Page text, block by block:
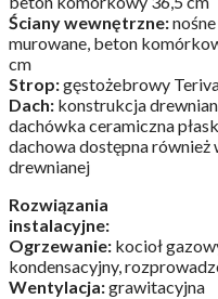
Ściany wewnętrzne:
murowane, beton
cm
Strop:gęstożebrowy
Dach: konstrukcja
dachówka ceramiczna
dachowa dostępna
drewnianej
Rozwiązania
instalacyjne:
Ogrzewanie: kocioł
kondensacyjny,
Wentylacja:grawitacyjna